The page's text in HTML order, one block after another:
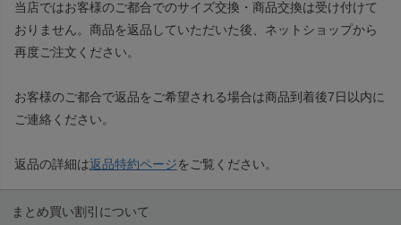
当店ではお客様のご都合でのサイズ交換・商品交換は受け付けて
おりません。商品を返品していただいた後、ネットショップから
再度ご注文ください。
お客様のご都合で返品をご希望される場合は商品到着後7日以内に
ご連絡ください。
返品の詳細は返品特約ページをご覧ください。
まとめ買い割引について